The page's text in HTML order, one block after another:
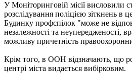
У Моніторинговій місії висловили
розслідування поліцією зіткнень в
Будинку профспілок "може не
незалежності та неупередженості,
можливу причетність
Крім того, в ООН відзначають, що
центрі міста видається вибірковим.